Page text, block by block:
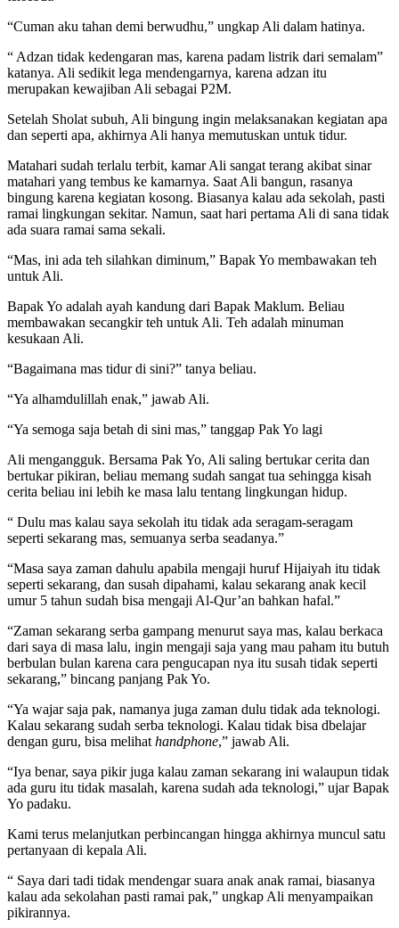
“Cuman aku tahan demi berwudhu,” ungkap Ali dalam hatinya.
“ Adzan tidak kedengaran mas, karena padam listrik dari semalam”
katanya. Ali sedikit lega mendengarnya, karena adzan itu
merupakan kewajiban Ali sebagai P2M.
Setelah Sholat subuh, Ali bingung ingin melaksanakan kegiatan apa
dan seperti apa, akhirnya Ali hanya memutuskan untuk tidur.
Matahari sudah terlalu terbit, kamar Ali sangat terang akibat sinar
matahari yang tembus ke kamarnya. Saat Ali bangun, rasanya
bingung karena kegiatan kosong. Biasanya kalau ada sekolah, pasti
ramai lingkungan sekitar. Namun, saat hari pertama Ali di sana tidak
ada suara ramai sama sekali.
“Mas, ini ada teh silahkan diminum,” Bapak Yo membawakan teh
untuk Ali.
Bapak Yo adalah ayah kandung dari Bapak Maklum. Beliau
membawakan secangkir teh untuk Ali. Teh adalah minuman
kesukaan Ali.
“Bagaimana mas tidur di sini?” tanya beliau.
“Ya alhamdulillah enak,” jawab Ali.
“Ya semoga saja betah di sini mas,” tanggap Pak Yo lagi
Ali mengangguk. Bersama Pak Yo, Ali saling bertukar cerita dan
bertukar pikiran, beliau memang sudah sangat tua sehingga kisah
cerita beliau ini lebih ke masa lalu tentang lingkungan hidup.
“ Dulu mas kalau saya sekolah itu tidak ada seragam-seragam
seperti sekarang mas, semuanya serba seadanya.”
“Masa saya zaman dahulu apabila mengaji huruf Hijaiyah itu tidak
seperti sekarang, dan susah dipahami, kalau sekarang anak kecil
umur 5 tahun sudah bisa mengaji Al-Qur’an bahkan hafal.”
“Zaman sekarang serba gampang menurut saya mas, kalau berkaca
dari saya di masa lalu, ingin mengaji saja yang mau paham itu butuh
berbulan bulan karena cara pengucapan nya itu susah tidak seperti
sekarang,” bincang panjang Pak Yo.
“Ya wajar saja pak, namanya juga zaman dulu tidak ada teknologi.
Kalau sekarang sudah serba teknologi. Kalau tidak bisa dbelajar
dengan guru, bisa melihat handphone,” jawab Ali.
“Iya benar, saya pikir juga kalau zaman sekarang ini walaupun tidak
ada guru itu tidak masalah, karena sudah ada teknologi,” ujar Bapak
Yo padaku.
Kami terus melanjutkan perbincangan hingga akhirnya muncul satu
pertanyaan di kepala Ali.
“ Saya dari tadi tidak mendengar suara anak anak ramai, biasanya
kalau ada sekolahan pasti ramai pak,” ungkap Ali menyampaikan
pikirannya.